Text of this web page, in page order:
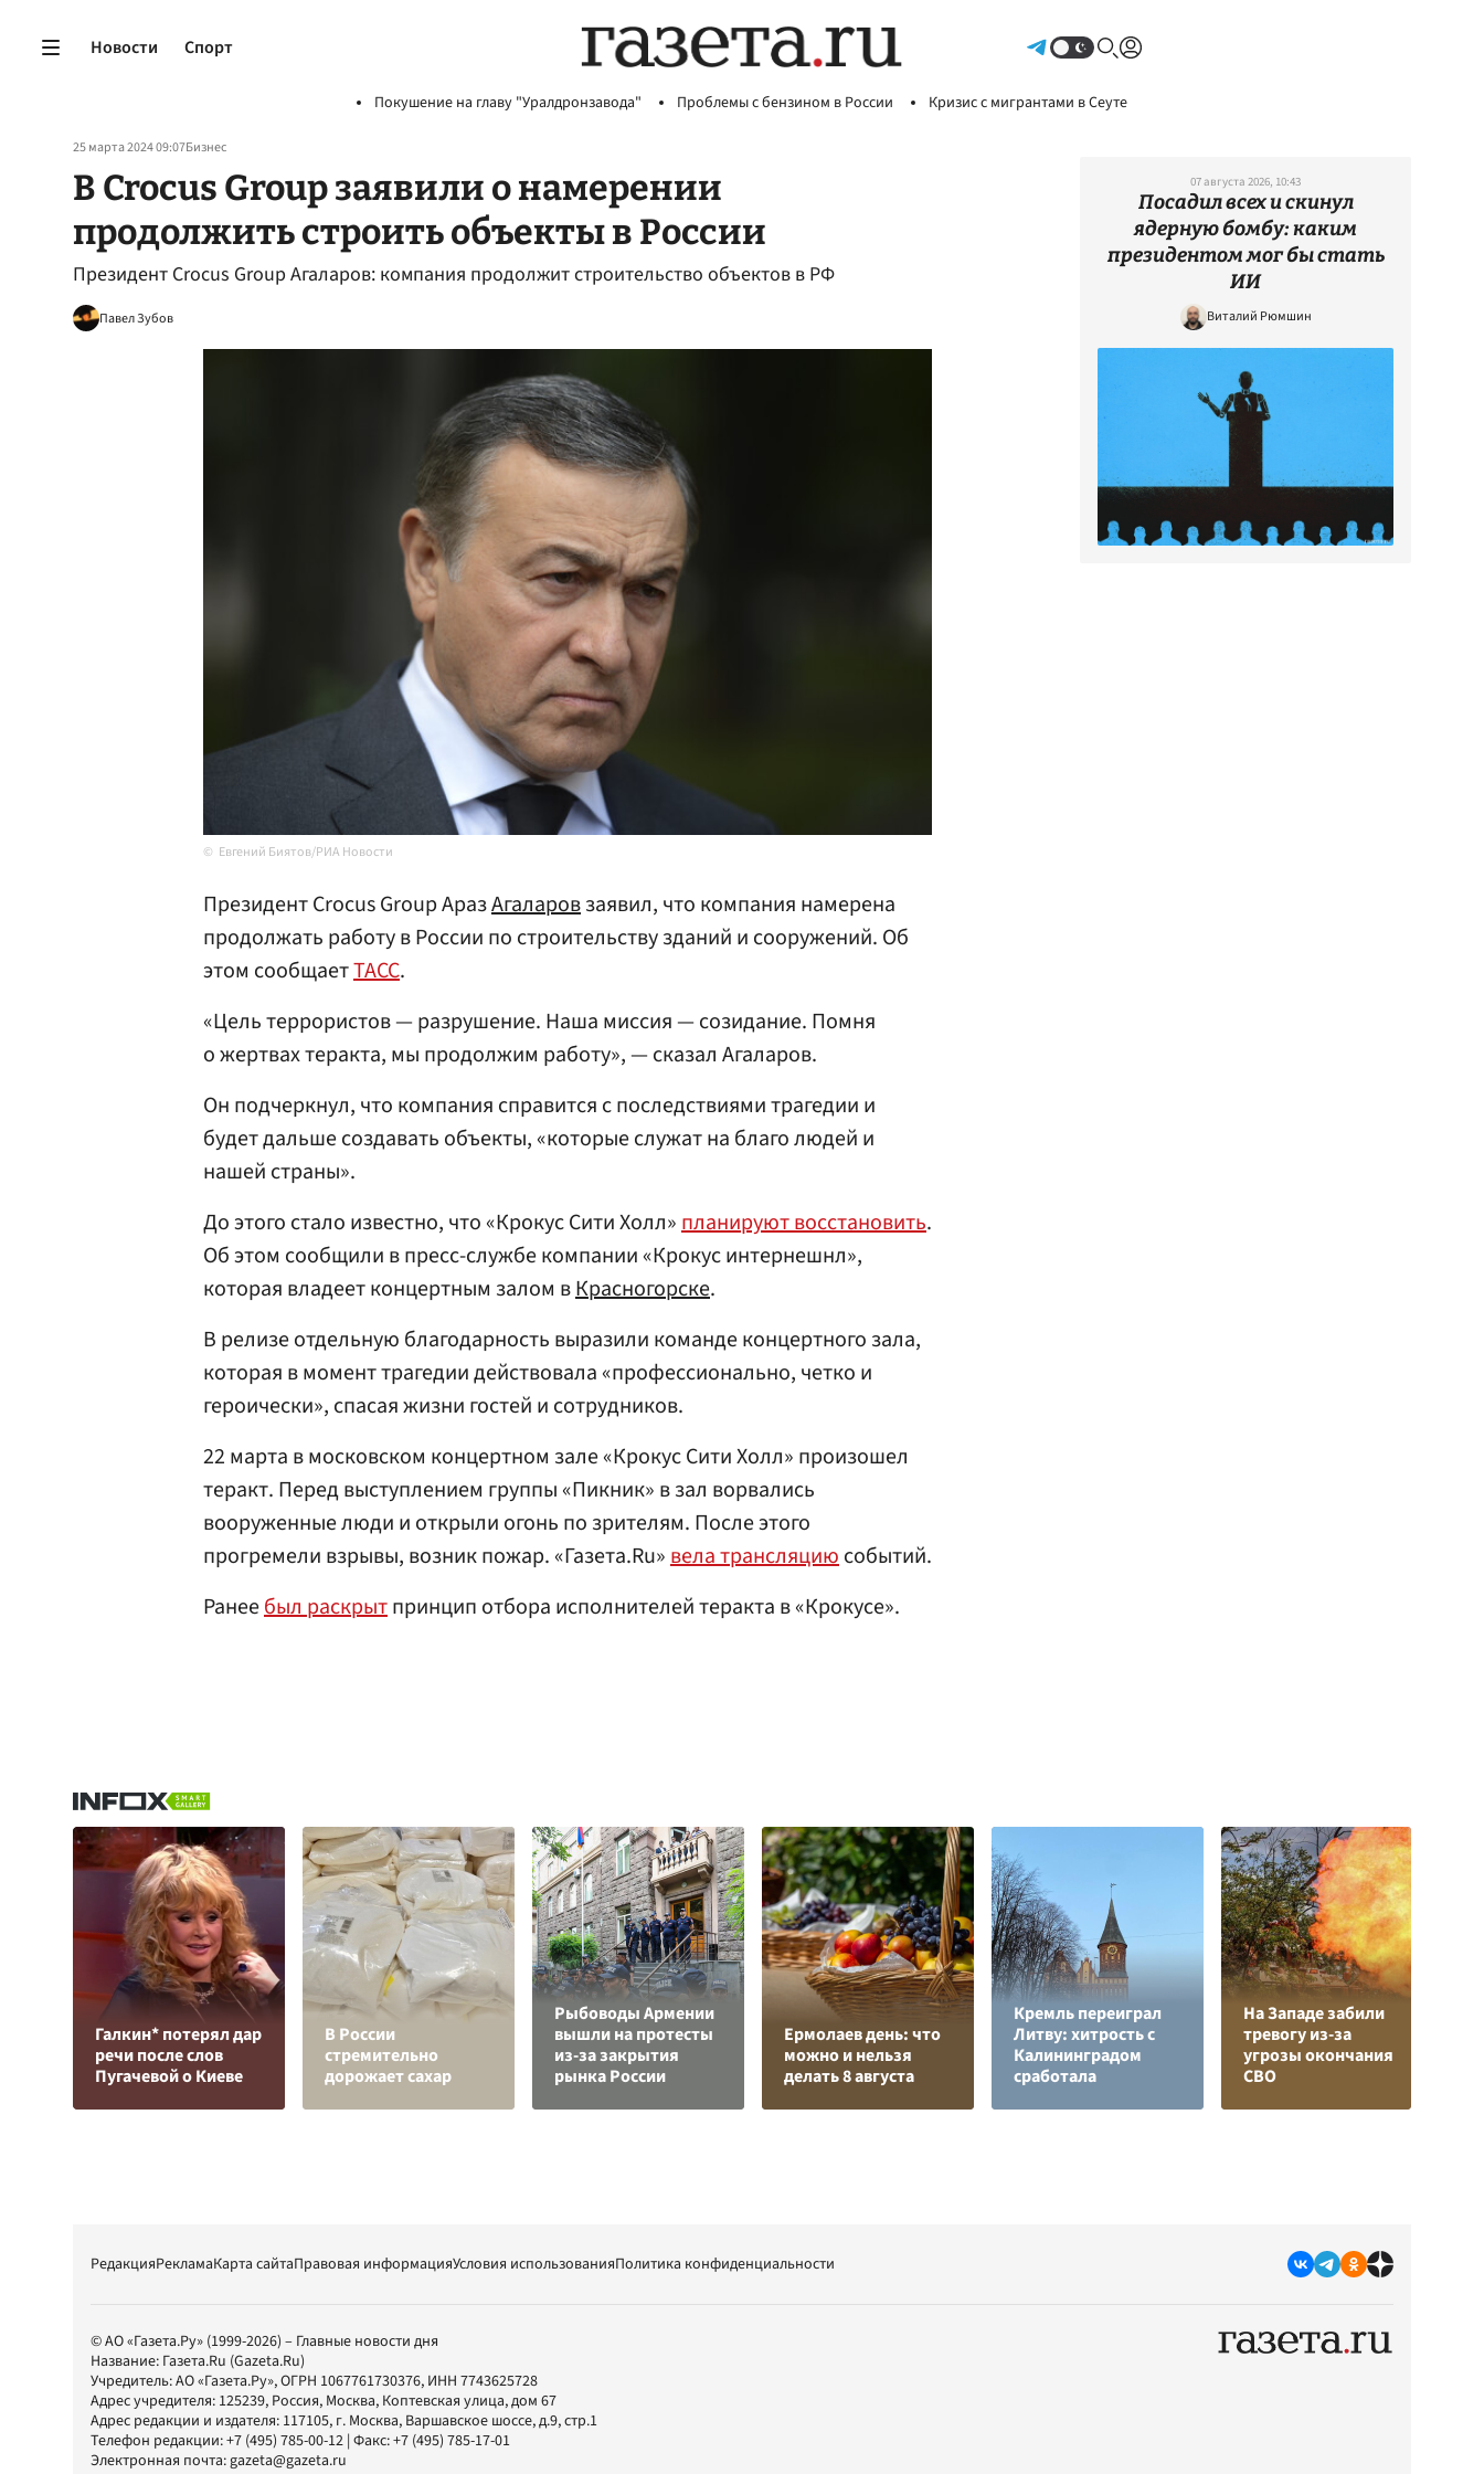
Новости Спорт
Покушение на главу "Уралдронзавода" Проблемы с бензином в России Кризис с мигрантами в Сеуте
25 марта 2024 09:07Бизнес
В Crocus Group заявили о намерении
продолжить строить объекты в России
Президент Crocus Group Агаларов: компания продолжит строительство объектов в РФ
Павел Зубов
Евгений Биятов/РИА Новости
Президент Crocus Group АразАгаларовзаявил, что компания намерена
продолжать работу в России по строительству зданий и сооружений. Об
этом сообщаетТАСС.
«Цель террористов — разрушение. Наша миссия — созидание. Помня
о жертвах теракта, мы продолжим работу», — сказал Агаларов.
Он подчеркнул, что компания справится с последствиями трагедии и
будет дальше создавать объекты, «которые служат на благо людей и
нашей страны».
До этого стало известно, что «Крокус Сити Холл»планируют восстановить.
Об этом сообщили в пресс-службе компании «Крокус интернешнл»,
которая владеет концертным залом вКрасногорске.
В релизе отдельную благодарность выразили команде концертного зала,
которая в момент трагедии действовала «профессионально, четко и
героически», спасая жизни гостей и сотрудников.
22 марта в московском концертном зале «Крокус Сити Холл» произошел
теракт. Перед выступлением группы «Пикник» в зал ворвались
вооруженные люди и открыли огонь по зрителям. После этого
прогремели взрывы, возник пожар. «Газета.Ru»вела трансляциюсобытий.
Ранеебыл раскрытпринцип отбора исполнителей теракта в «Крокусе».
07 августа 2026, 10:43
Посадил всех и скинул
ядерную бомбу: каким
президентом мог бы стать
ИИ
Виталий Рюмшин
Галкин* потерял дар
речи после слов
Пугачевой о Киеве
В России
стремительно
дорожает сахар
Рыбоводы Армении
вышли на протесты
из-за закрытия
рынка России
Ермолаев день: что
можно и нельзя
делать 8 августа
Кремль переиграл
Литву: хитрость с
Калининградом
сработала
На Западе забили
тревогу из-за
угрозы окончания
СВО
РедакцияРекламаКарта сайтаПравовая информацияУсловия использованияПолитика конфиденциальности
© АО «Газета.Ру» (1999-2026) – Главные новости дня
Название: Газета.Ru (Gazeta.Ru)
Учредитель:АО «Газета.Ру», ОГРН 1067761730376, ИНН 7743625728
Адрес учредителя: 125239, Россия, Москва, Коптевская улица, дом 67
Адрес редакции и издателя: 117105, г. Москва, Варшавское шоссе, д.9, стр.1
Телефон редакции:+7 (495) 785-00-12 | Факс:+7 (495) 785-17-01
Электронная почта:gazeta@gazeta.ru